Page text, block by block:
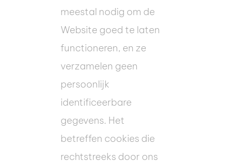
meestal nodig om de
Website goed te laten
functioneren, en ze
verzamelen geen
persoonlijk
identificeerbare
gegevens. Het
betreffen cookies die
rechtstreeks door ons